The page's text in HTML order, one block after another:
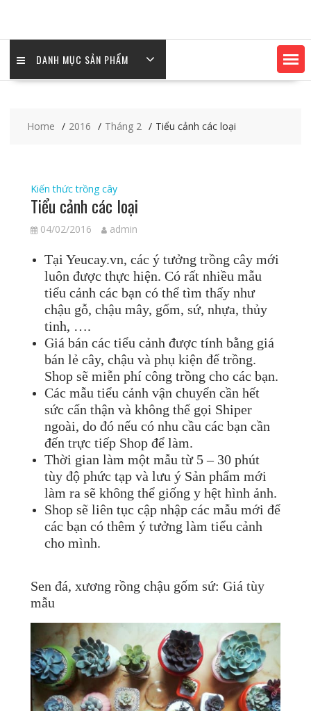
DANH MỤC SẢN PHẨM
Home 2016 Tháng 2 Tiểu cảnh các loại
Kiến thức trồng cây
Tiểu cảnh các loại
04/02/2016 admin
Tại Yeucay.vn, các ý tưởng trồng cây mới
luôn được thực hiện. Có rất nhiều mẫu
tiểu cảnh các bạn có thể tìm thấy như
chậu gỗ, chậu mây, gốm, sứ, nhựa, thủy
tinh, ….
Giá bán các tiểu cảnh được tính bằng giá
bán lẻ cây, chậu và phụ kiện để trồng.
Shop sẽ miễn phí công trồng cho các bạn.
Các mẫu tiểu cảnh vận chuyển cần hết
sức cẩn thận và không thể gọi Shiper
ngoài, do đó nếu có nhu cầu các bạn cần
đến trực tiếp Shop để làm.
Thời gian làm một mẫu từ 5 – 30 phút
tùy độ phức tạp và lưu ý Sản phẩm mới
làm ra sẽ không thể giống y hệt hình ảnh.
Shop sẽ liên tục cập nhập các mẫu mới để
các bạn có thêm ý tưởng làm tiểu cảnh
cho mình.
Sen đá, xương rồng chậu gốm sứ: Giá tùy
mẫu